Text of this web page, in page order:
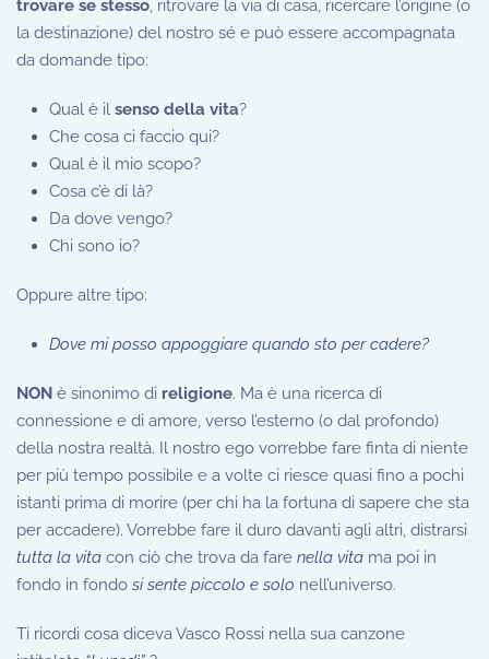
trovare se stesso, ritrovare la via di casa, ricercare l’origine (o
la destinazione) del nostro sé e può essere accompagnata
da domande tipo:
Qual è il senso della vita?
Che cosa ci faccio qui?
Qual è il mio scopo?
Cosa c’è di là?
Da dove vengo?
Chi sono io?
Oppure altre tipo:
Dove mi posso appoggiare quando sto per cadere?
NON è sinonimo di religione. Ma è una ricerca di
connessione e di amore, verso l’esterno (o dal profondo)
della nostra realtà. Il nostro ego vorrebbe fare finta di niente
per più tempo possibile e a volte ci riesce quasi fino a pochi
istanti prima di morire (per chi ha la fortuna di sapere che sta
per accadere). Vorrebbe fare il duro davanti agli altri, distrarsi
tutta la vita con ciò che trova da fare nella vita ma poi in
fondo in fondo si sente piccolo e solo nell’universo.
Ti ricordi cosa diceva Vasco Rossi nella sua canzone